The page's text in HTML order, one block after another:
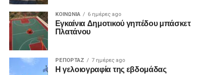
ΚΟΙΝΩΝΙΑ 6 ημέρες ago
Εγκαίνια Δημοτικού γηπέδου μπάσκετ
Πλατάνου
ΡΕΠΟΡΤΑΖ 7 ημέρες ago
Η γελοιογραφία της εβδομάδας